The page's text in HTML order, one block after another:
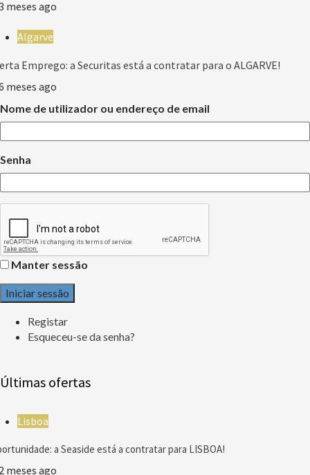
meses ago
Algarve
Emprego: a Securitas está a contratar para o ALGARVE!
meses ago
Nome de utilizador ou endereço de email
Senha
Manter sessão
Iniciar sessão
Registar
Esqueceu-se da senha?
Últimas ofertas
Lisboa
a Seaside está a contratar para LISBOA!
meses ago